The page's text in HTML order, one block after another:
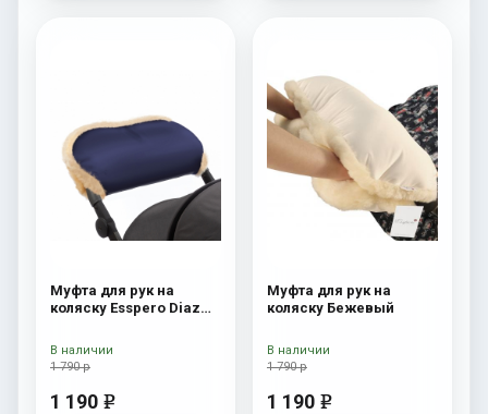
Муфта для рук на
коляску Esspero Diaz
Navy
1 790 р
1 190 e
В наличии
Муфта для рук на
коляску Бежевый
1 790 р
1 190 e
В наличии